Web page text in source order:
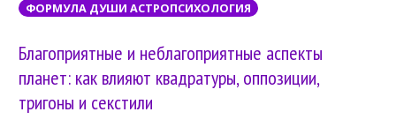
ФОРМУЛА ДУШИ АСТРОПСИХОЛОГИЯ
Благоприятные и неблагоприятные аспекты
планет: как влияют квадратуры, оппозиции,
тригоны и секстили